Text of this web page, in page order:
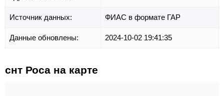
Источник данных: ФИАС в формате ГАР
Данные обновлены: 2024-10-02 19:41:35
снт Роса на карте